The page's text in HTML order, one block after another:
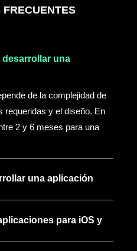
FRECUENTES
una
de la complejidad de
requeridas y el diseño. En
2 y 6 meses para una
una aplicación
para iOS y